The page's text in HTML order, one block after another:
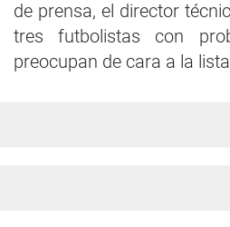
de prensa, el director
tres futbolistas con
preocupan de cara a la